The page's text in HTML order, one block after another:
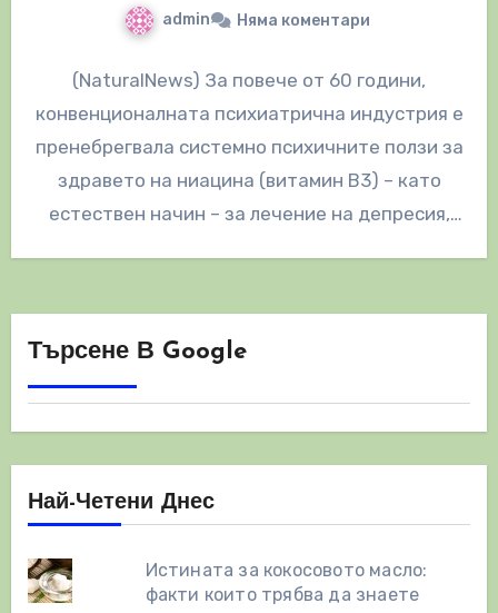
admin Няма коментари
(NaturalNews) За повече от 60 години,
конвенционалната психиатрична индустрия е
пренебрегвала системно психичните ползи за
здравето на ниацина (витамин B3) – като
естествен начин – за лечение на депресия,
Търсене В Google
Най-Четени Днес
Истината за кокосовото масло:
факти които трябва да знаете